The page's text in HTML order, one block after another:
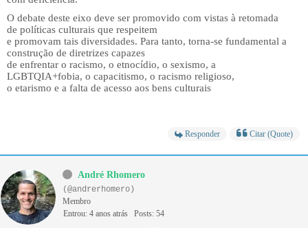
O debate deste eixo deve ser promovido com vistas à retomada
de políticas culturais que respeitem
e promovam tais diversidades. Para tanto, torna-se fundamental a
construção de diretrizes capazes
de enfrentar o racismo, o etnocídio, o sexismo, a
LGBTQIA+fobia, o capacitismo, o racismo religioso,
o etarismo e a falta de acesso aos bens culturais
Responder Citar (Quote)
André Rhomero
(@andrerhomero)
Membro
Entrou: 4 anos atrás
Posts: 54